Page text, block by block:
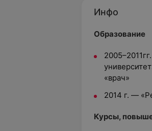
Инфо
Образование
«врач»
2014 г. —
Курсы,